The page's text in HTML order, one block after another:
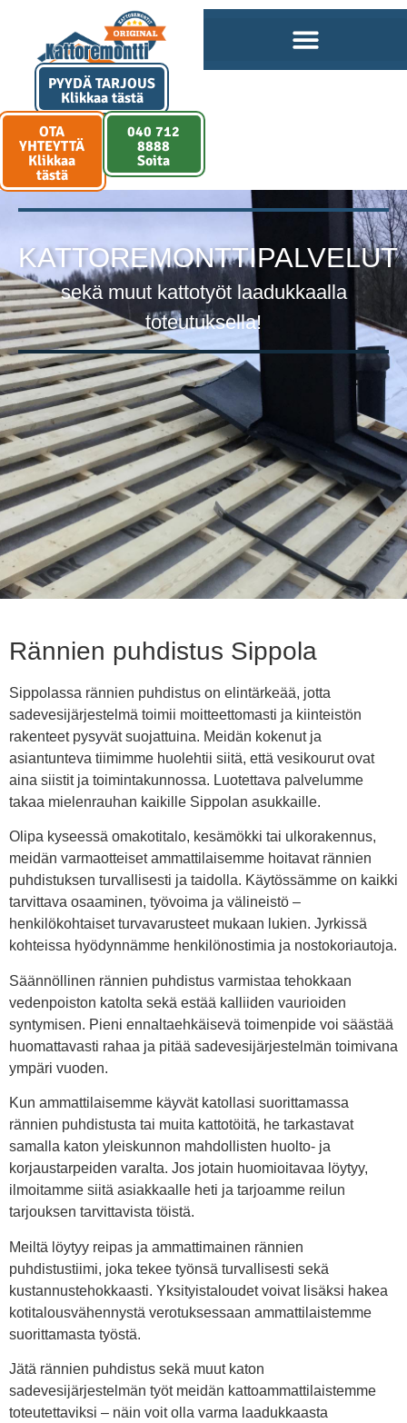
PYYDÄ TARJOUS
Klikkaa tästä
OTA
YHTEYTTÄ
Klikkaa
tästä
040 712
8888
Soita
KATTOREMONTTIPALVELUT
sekä muut kattotyöt laadukkaalla
toteutuksella!
Rännien puhdistus Sippola
Sippolassa rännien puhdistus on elintärkeää, jotta
sadevesijärjestelmä toimii moitteettomasti ja kiinteistön
rakenteet pysyvät suojattuina. Meidän kokenut ja
asiantunteva tiimimme huolehtii siitä, että vesikourut ovat
aina siistit ja toimintakunnossa. Luotettava palvelumme
takaa mielenrauhan kaikille Sippolan asukkaille.
Olipa kyseessä omakotitalo, kesämökki tai ulkorakennus,
meidän varmaotteiset ammattilaisemme hoitavat rännien
puhdistuksen turvallisesti ja taidolla. Käytössämme on kaikki
tarvittava osaaminen, työvoima ja välineistö –
henkilökohtaiset turvavarusteet mukaan lukien. Jyrkissä
kohteissa hyödynnämme henkilönostimia ja nostokoriautoja.
Säännöllinen rännien puhdistus varmistaa tehokkaan
vedenpoiston katolta sekä estää kalliiden vaurioiden
syntymisen. Pieni ennaltaehkäisevä toimenpide voi säästää
huomattavasti rahaa ja pitää sadevesijärjestelmän toimivana
ympäri vuoden.
Kun ammattilaisemme käyvät katollasi suorittamassa
rännien puhdistusta tai muita kattotöitä, he tarkastavat
samalla katon yleiskunnon mahdollisten huolto- ja
korjaustarpeiden varalta. Jos jotain huomioitavaa löytyy,
ilmoitamme siitä asiakkaalle heti ja tarjoamme reilun
tarjouksen tarvittavista töistä.
Meiltä löytyy reipas ja ammattimainen rännien
puhdistustiimi, joka tekee työnsä turvallisesti sekä
kustannustehokkaasti. Yksityistaloudet voivat lisäksi hakea
kotitalousvähennystä verotuksessaan ammattilaistemme
suorittamasta työstä.
Jätä rännien puhdistus sekä muut katon
sadevesijärjestelmän työt meidän kattoammattilaistemme
toteutettaviksi – näin voit olla varma laadukkaasta